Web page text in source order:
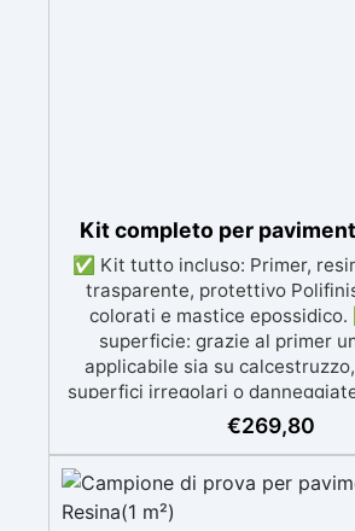
Kit completo per
✅ Kit tutto incluso: Primer,
trasparente, protettivo
colorati e mastice epossidico.
superficie: grazie al primer
applicabile sia su
superfici irregolari o
applicare: Video Guida
semplici passaggi, dalla
superficie alla finitura protettiva
Risultati professionali: Sistema
resistente ai raggi UV, duraturo
€269,80